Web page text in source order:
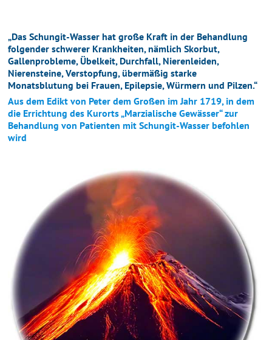
„Das Schungit-Wasser hat große Kraft in der Behandlung
folgender schwerer Krankheiten, nämlich Skorbut,
Gallenprobleme, Übelkeit, Durchfall, Nierenleiden,
Nierensteine, Verstopfung, übermäßig starke
Monatsblutung bei Frauen, Epilepsie, Würmern und Pilzen.“
Aus dem Edikt von Peter dem Großen im Jahr 1719, in dem
die Errichtung des Kurorts „Marzialische Gewässer“ zur
Behandlung von Patienten mit Schungit-Wasser befohlen
wird